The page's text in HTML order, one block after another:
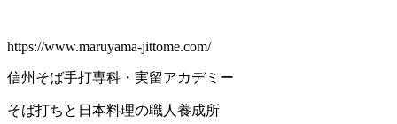
https://www.maruyama-jittome.com/
信州そば手打専科・実留アカデミー
そば打ちと日本料理の職人養成所